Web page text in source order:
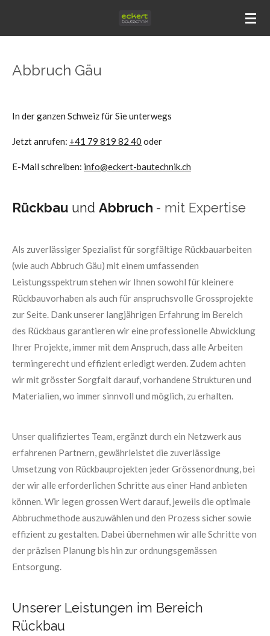
Abbruch Gäu
In der ganzen Schweiz für Sie unterwegs
Jetzt anrufen: +41 79 819 82 40 oder
E-Mail schreiben: info@eckert-bautechnik.ch
Rückbau und Abbruch - mit Expertise
Als zuverlässiger Spezialist für sorgfältige Rückbauarbeiten
(wie auch Abbruch Gäu) mit einem umfassenden
Leistungsspektrum stehen wir Ihnen sowohl für kleinere
Rückbauvorhaben als auch für anspruchsvolle Grossprojekte
zur Seite. Dank unserer langjährigen Erfahrung im Bereich
des Rückbaus garantieren wir eine professionelle Abwicklung
Ihrer Projekte, immer mit dem Anspruch, dass alle Arbeiten
termingerecht und effizient erledigt werden. Zudem achten
wir mit grösster Sorgfalt darauf, vorhandene Strukturen und
Materialien, wo immer sinnvoll und möglich, zu erhalten.
Unser qualifiziertes Team, ergänzt durch ein Netzwerk aus
erfahrenen Partnern, gewährleistet die zuverlässige
Umsetzung von Rückbauprojekten jeder Grössenordnung, bei
der wir alle erforderlichen Schritte aus einer Hand anbieten
können. Wir legen grossen Wert darauf, jeweils die optimale
Abbruchmethode auszuwählen und den Prozess sicher sowie
effizient zu gestalten. Dabei übernehmen wir alle Schritte von
der präzisen Planung bis hin zur ordnungsgemässen
Entsorgung.
Unserer Leistungen im Bereich
Rückbau